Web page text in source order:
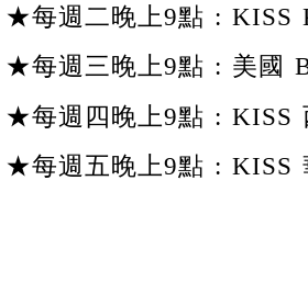
★每週二晚上9點 : KISS
★每週三晚上9點 : 美國
★每週四晚上9點 : KISS
★每週五晚上9點 : KISS